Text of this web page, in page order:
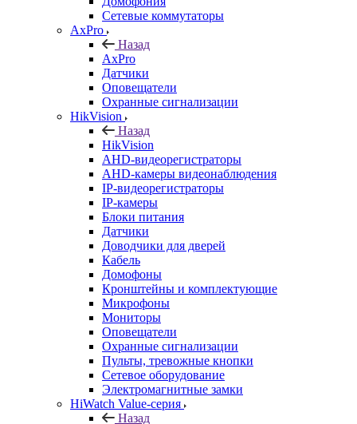
Сетевые коммутаторы
AxPro
Назад
AxPro
Датчики
Оповещатели
Охранные сигнализации
HikVision
Назад
HikVision
AHD-видеорегистраторы
AHD-камеры видеонаблюдения
IP-видеорегистраторы
IP-камеры
Блоки питания
Датчики
Доводчики для дверей
Кабель
Домофоны
Кронштейны и комплектующие
Микрофоны
Мониторы
Оповещатели
Охранные сигнализации
Пульты, тревожные кнопки
Сетевое оборудование
Электромагнитные замки
HiWatch Value-серия
Назад